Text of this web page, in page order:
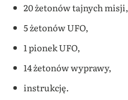
20 żetonów tajnych misji,
5 żetonów UFO,
1 pionek UFO,
14 żetonów wyprawy,
instrukcję.